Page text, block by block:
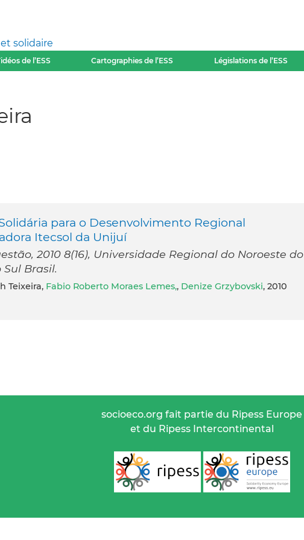
solidaire
de l’ESS Cartographies de l’ESS Législations de l’ESS
para o Desenvolvimento Regional
Itecsol da Unijuí
2010 8(16), Universidade Regional do Noroeste do
Brasil.
Teixeira, Fabio Roberto Moraes Lemes,, Denize Grzybovski, 2010
socioeco.org fait partie du Ripess Europe
et du Ripess Intercontinental